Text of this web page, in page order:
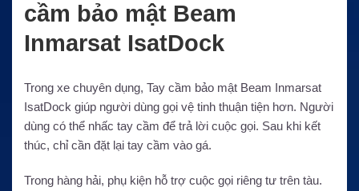
cầm bảo mật Beam
Inmarsat IsatDock
Trong xe chuyên dụng, Tay cầm bảo mật Beam Inmarsat
IsatDock giúp người dùng gọi vệ tinh thuận tiện hơn. Người
dùng có thể nhấc tay cầm để trả lời cuộc gọi. Sau khi kết
thúc, chỉ cần đặt lại tay cầm vào gá.
Trong hàng hải, phụ kiện hỗ trợ cuộc gọi riêng tư trên tàu.